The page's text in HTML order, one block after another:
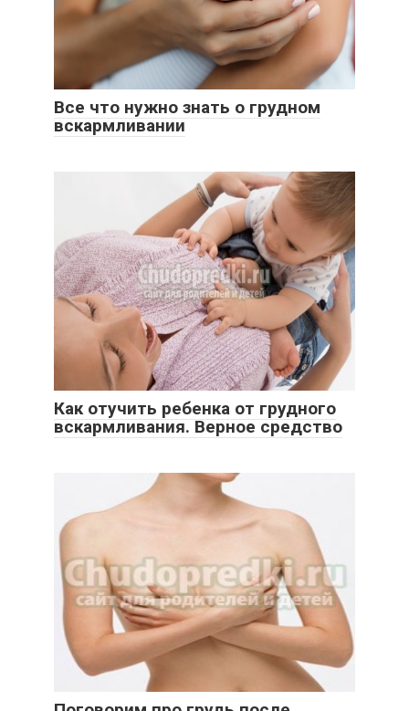
Все что нужно знать о грудном
вскармливании
Как отучить ребенка от грудного
вскармливания. Верное средство